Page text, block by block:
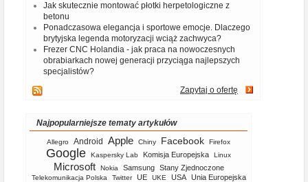
Jak skutecznie montować płotki herpetologiczne z
betonu
Ponadczasowa elegancja i sportowe emocje. Dlaczego
brytyjska legenda motoryzacji wciąż zachwyca?
Frezer CNC Holandia - jak praca na nowoczesnych
obrabiarkach nowej generacji przyciąga najlepszych
specjalistów?
Zapytaj o ofertę
Najpopularniejsze tematy artykułów
Allegro Android Apple Chiny Facebook Firefox
Google Kaspersky Lab Komisja Europejska Linux
Microsoft Nokia Samsung Stany Zjednoczone
Telekomunikacja Polska Twitter UE UKE USA Unia Europejska